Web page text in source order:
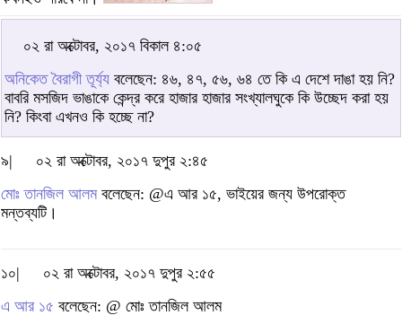
০২ রা অক্টোবর, ২০১৭ বিকাল ৪:০৫
অনিকেত বৈরাগী তূর্য্য বলেছেন: ৪৬, ৪৭, ৫৬, ৬৪ তে কি এ দেশে দাঙা হয় নি?
বাবরি মসজিদ ভাঙাকে কেন্দ্র করে হাজার হাজার সংখ্যালঘুকে কি উচ্ছেদ করা হয়
নি? কিংবা এখনও কি হচ্ছে না?
৯|
০২ রা অক্টোবর, ২০১৭ দুপুর ২:৪৫
মোঃ তানজিল আলমবলেছেন: @এ আর ১৫, ভাইয়ের জন্য উপরোক্ত
মন্তব্যটি।
১০|
০২ রা অক্টোবর, ২০১৭ দুপুর ২:৫৫
এ আর ১৫ বলেছেন: @ মোঃ তানজিল আলম